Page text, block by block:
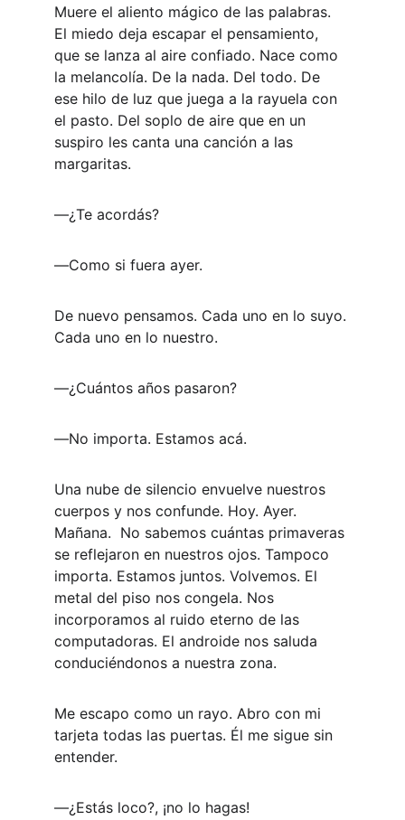
Muere el aliento mágico de las palabras.
El miedo deja escapar el pensamiento,
que se lanza al aire confiado. Nace como
la melancolía. De la nada. Del todo. De
ese hilo de luz que juega a la rayuela con
el pasto. Del soplo de aire que en un
suspiro les canta una canción a las
margaritas.
―¿Te acordás?
―Como si fuera ayer.
De nuevo pensamos. Cada uno en lo suyo.
Cada uno en lo nuestro.
―¿Cuántos años pasaron?
―No importa. Estamos acá.
Una nube de silencio envuelve nuestros
cuerpos y nos confunde. Hoy. Ayer.
Mañana.  No sabemos cuántas primaveras
se reflejaron en nuestros ojos. Tampoco
importa. Estamos juntos. Volvemos. El
metal del piso nos congela. Nos
incorporamos al ruido eterno de las
computadoras. El androide nos saluda
conduciéndonos a nuestra zona.
Me escapo como un rayo. Abro con mi
tarjeta todas las puertas. Él me sigue sin
entender.
―¿Estás loco?, ¡no lo hagas!